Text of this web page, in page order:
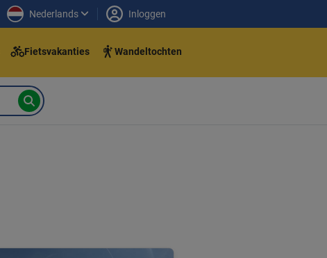
Nederlands Inloggen
Fietsvakanties Wandeltochten